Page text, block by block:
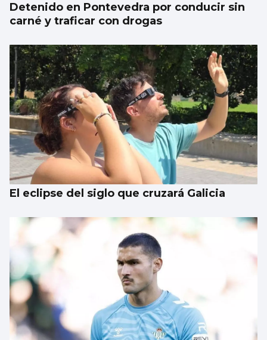
Detenido en Pontevedra por conducir sin
carné y traficar con drogas
El eclipse del siglo que cruzará Galicia